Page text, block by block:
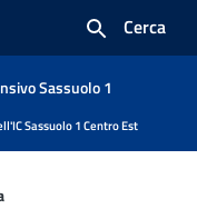
Cerca
Sassuolo 1
Sassuolo 1 Centro Est